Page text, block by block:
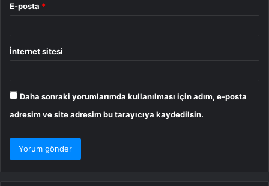
E-posta *
İnternet sitesi
Daha sonraki yorumlarımda kullanılması için adım, e-posta
adresim ve site adresim bu tarayıcıya kaydedilsin.